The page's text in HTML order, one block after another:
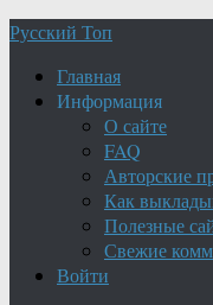
Русский Топ
Главная
Информация
О сайте
FAQ
Авторские
Как
Полезные
Свежие
Войти